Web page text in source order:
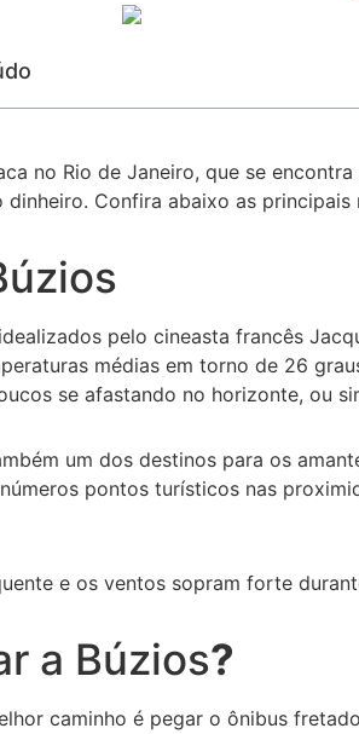
no Rio de Janeiro, que se
Confira abaixo as principais
pelo cineasta francês
médias em torno de 26
se afastando no horizonte, ou
um dos destinos para os
pontos turísticos nas
e os ventos sopram forte
a Búzios?
caminho é pegar o ônibus